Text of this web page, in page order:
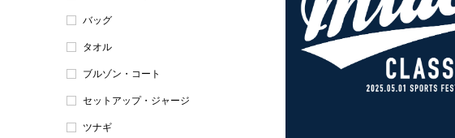
バッグ
タオル
ブルゾン・コート
セットアップ・ジャージ
ツナギ